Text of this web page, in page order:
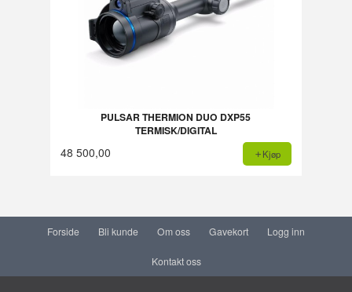
PULSAR THERMION DUO DXP55
TERMISK/DIGITAL
48 500,00 Kjøp
Forside Bli kunde Om oss Gavekort Logg inn
Kontakt oss